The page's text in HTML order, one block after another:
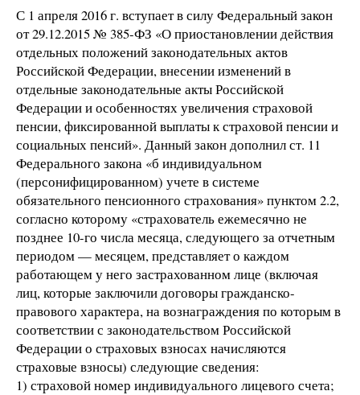
С 1 апреля 2016 г. вступает в силу Федеральный закон
от 29.12.2015 № 385-ФЗ «О приостановлении действия
отдельных положений законодательных актов
Российской Федерации, внесении изменений в
отдельные законодательные акты Российской
Федерации и особенностях увеличения страховой
пенсии, фиксированной выплаты к страховой пенсии и
социальных пенсий». Данный закон дополнил ст. 11
Федерального закона «б индивидуальном
(персонифицированном) учете в системе
обязательного пенсионного страхования» пунктом 2.2,
согласно которому «страхователь ежемесячно не
позднее 10-го числа месяца, следующего за отчетным
периодом — месяцем, представляет о каждом
работающем у него застрахованном лице (включая
лиц, которые заключили договоры гражданско-
правового характера, на вознаграждения по которым в
соответствии с законодательством Российской
Федерации о страховых взносах начисляются
страховые взносы) следующие сведения:
1) страховой номер индивидуального лицевого счета;